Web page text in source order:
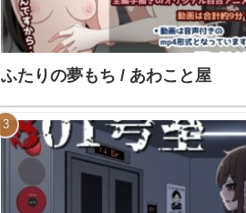
ふたりの夢もち / あわこと屋